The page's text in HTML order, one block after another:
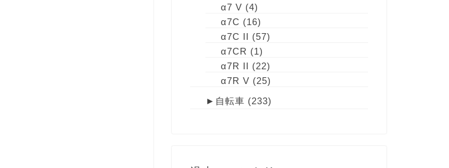
α7 V (4)
α7C (16)
α7C II (57)
α7CR (1)
α7R II (22)
α7R V (25)
► 自転車 (233)